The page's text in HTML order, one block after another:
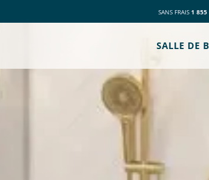
SANS FRAIS 1 855
SALLE DE